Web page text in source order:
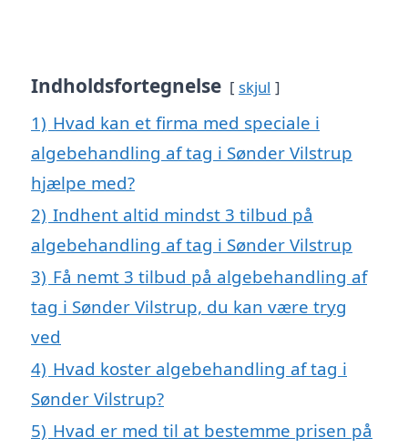
Indholdsfortegnelse skjul
1) Hvad kan et firma med speciale i
algebehandling af tag i Sønder Vilstrup
hjælpe med?
2) Indhent altid mindst 3 tilbud på
algebehandling af tag i Sønder Vilstrup
3) Få nemt 3 tilbud på algebehandling af
tag i Sønder Vilstrup, du kan være tryg
ved
4) Hvad koster algebehandling af tag i
Sønder Vilstrup?
5) Hvad er med til at bestemme prisen på